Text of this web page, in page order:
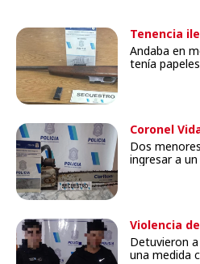
Tenencia
Andaba en
tenía
Coronel
Dos
ingresar a
Violencia
Detuvieron
una medida